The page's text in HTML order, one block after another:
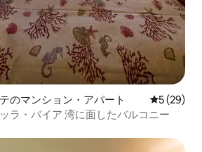
のマンション・アパート レビュー
5 (29)
ラ・バイア 湾に面したバルコニー